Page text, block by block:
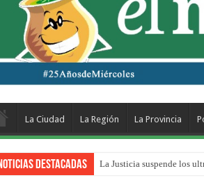
La Ciudad La Región La Provincia
Destacadas La Justicia suspende los
Se presentará la obra “La